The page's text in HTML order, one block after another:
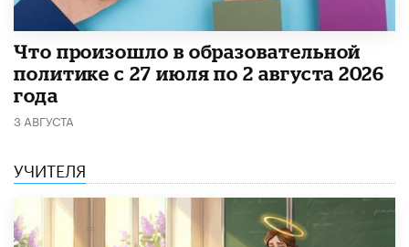
​Что произошло в образовательной
политике с 27 июля по 2 августа 2026
года
3 АВГУСТА
УЧИТЕЛЯ